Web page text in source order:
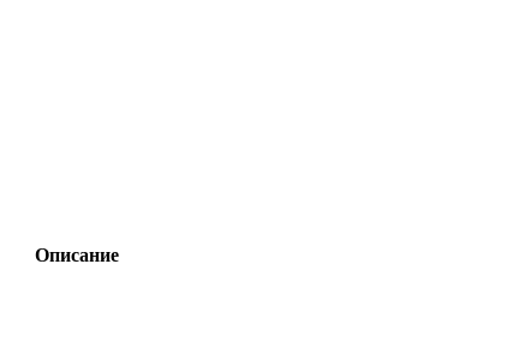
Описание